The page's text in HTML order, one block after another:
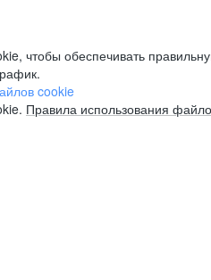
чтобы обеспечивать
cookie
Правила использования